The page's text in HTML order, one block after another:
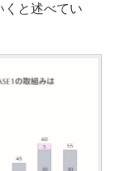
くと述べてい